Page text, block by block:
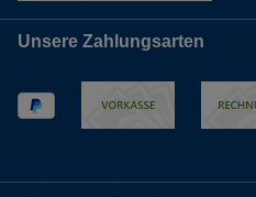
Unsere Zahlungsarten